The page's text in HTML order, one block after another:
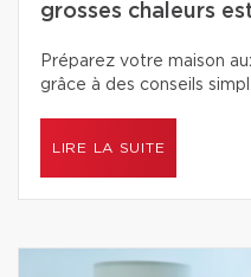
grosses chaleurs
Préparez votre maison
grâce à des conseils
LIRE LA SUITE